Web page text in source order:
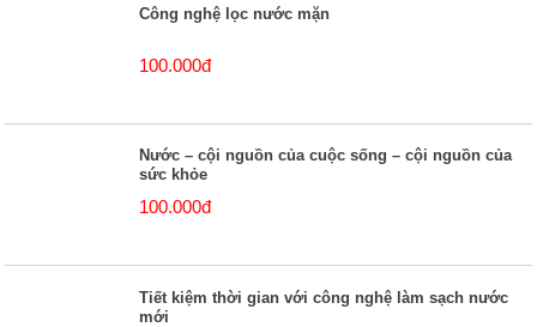
Công nghệ lọc nước mặn
100.000đ
Nước – cội nguồn của cuộc sống – cội nguồn của
sức khỏe
100.000đ
Tiết kiệm thời gian với công nghệ làm sạch nước
mới